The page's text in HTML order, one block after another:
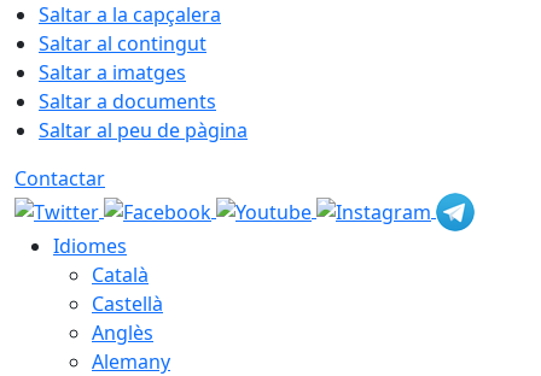
Saltar a la capçalera
Saltar al contingut
Saltar a imatges
Saltar a documents
Saltar al peu de pàgina
Contactar
Idiomes
Català
Castellà
Anglès
Alemany